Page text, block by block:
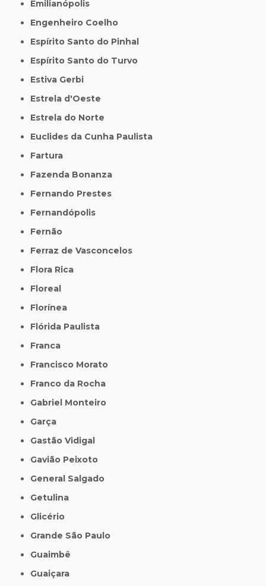
Emilianópolis
Engenheiro Coelho
Espírito Santo do Pinhal
Espírito Santo do Turvo
Estiva Gerbi
Estrela d'Oeste
Estrela do Norte
Euclides da Cunha Paulista
Fartura
Fazenda Bonanza
Fernando Prestes
Fernandópolis
Fernão
Ferraz de Vasconcelos
Flora Rica
Floreal
Florínea
Flórida Paulista
Franca
Francisco Morato
Franco da Rocha
Gabriel Monteiro
Garça
Gastão Vidigal
Gavião Peixoto
General Salgado
Getulina
Glicério
Grande São Paulo
Guaimbê
Guaiçara